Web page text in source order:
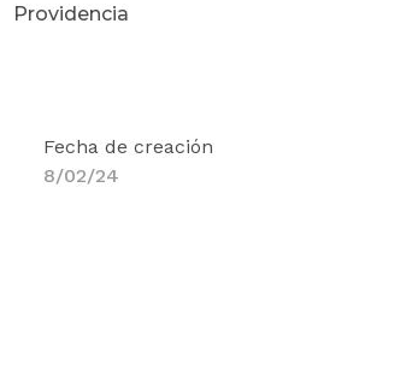
Providencia
Fecha de creación
8/02/24